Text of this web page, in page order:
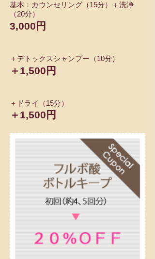
基本：カウンセリング（15分）＋洗浄
（20分）
3,000円
＋デトックスシャンプー（10分）
＋1,500円
＋ドライ（15分）
＋1,500円